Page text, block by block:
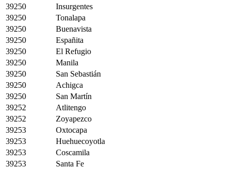
39250
Insurgentes
39250
Tonalapa
39250
Buenavista
39250
Españita
39250
El Refugio
39250
Manila
39250
San Sebastián
39250
Achigca
39250
San Martín
39252
Atlitengo
39252
Zoyapezco
39253
Oxtocapa
39253
Huehuecoyotla
39253
Coscamila
39253
Santa Fe